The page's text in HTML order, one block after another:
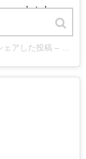
photo by
ェアした投稿 –